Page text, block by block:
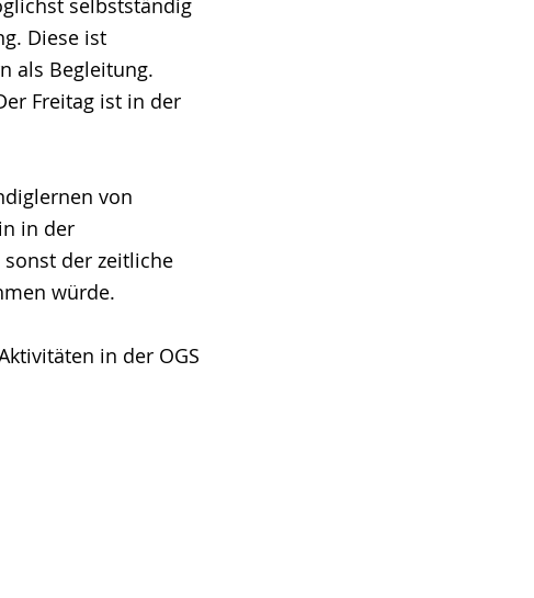
selbstständig
Diese ist
als Begleitung.
Freitag ist in der
von
in der
der zeitliche
würde.
in der OGS